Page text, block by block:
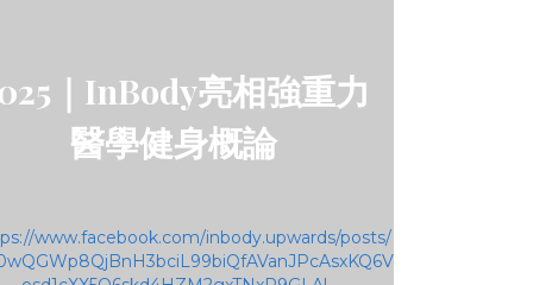
｜InBody亮相強重力
醫學健身概論